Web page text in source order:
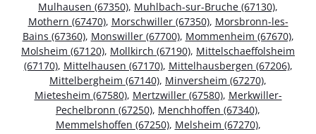
Mulhausen (67350), Muhlbach-sur-Bruche (67130),
Mothern (67470), Morschwiller (67350), Morsbronn-les-
Bains (67360), Monswiller (67700), Mommenheim (67670),
Molsheim (67120), Mollkirch (67190), Mittelschaeffolsheim
(67170), Mittelhausen (67170), Mittelhausbergen (67206),
Mittelbergheim (67140), Minversheim (67270),
Mietesheim (67580), Mertzwiller (67580), Merkwiller-
Pechelbronn (67250), Menchhoffen (67340),
Memmelshoffen (67250), Melsheim (67270),